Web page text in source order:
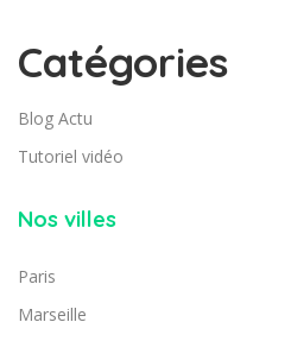
Catégories
Blog Actu
Tutoriel vidéo
Nos villes
Paris
Marseille